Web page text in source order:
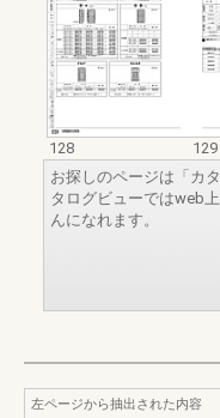
128
129
お探しのページは「カ
タログビューではweb
んになれます。
左ページから抽出された内容